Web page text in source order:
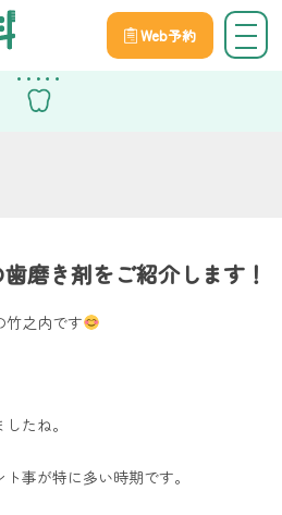
Web予約
フブログ
磨き剤をご紹介します！
竹之内です
たね。
事が特に多い時期です。